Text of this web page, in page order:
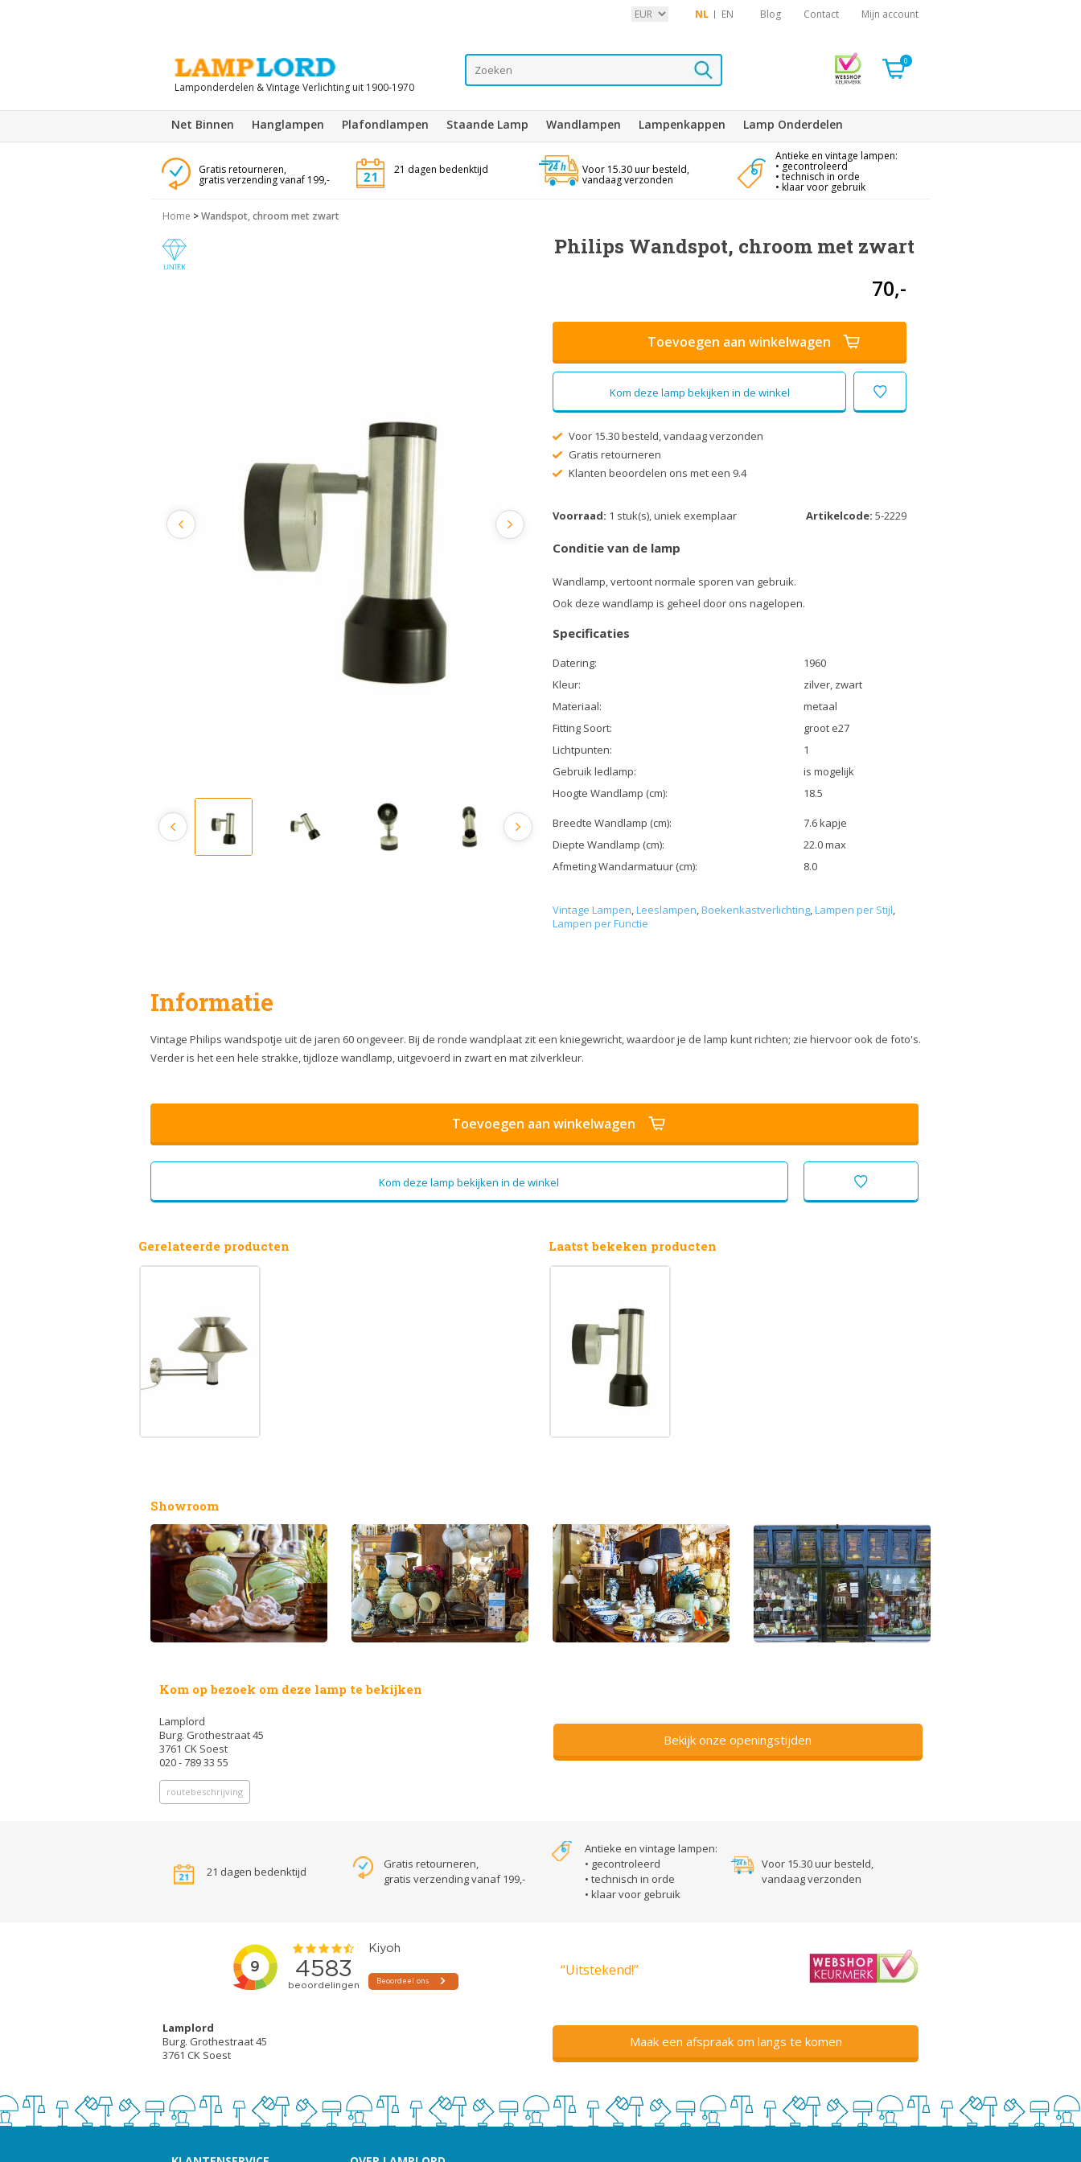
NL EN Blog Contact Mijn account
Lamponderdelen & Vintage Verlichting uit 1900-1970
0
Net Binnen Hanglampen Plafondlampen Staande Lamp Wandlampen Lampenkappen Lamp Onderdelen
Gratis retourneren,
gratis verzending vanaf 199,-
21 dagen bedenktijd Voor 15.30 uur besteld,
vandaag verzonden
Antieke en vintage lampen:
• gecontroleerd
• technisch in orde
• klaar voor gebruik
Home >Wandspot, chroom met zwart
Philips Wandspot, chroom met zwart
70,-
Toevoegen aan winkelwagen
Kom deze lamp bekijken in de winkel
Voor 15.30 besteld, vandaag verzonden
Gratis retourneren
Klanten beoordelen ons met een 9.4
Voorraad: 1 stuk(s), uniek exemplaar Artikelcode: 5-2229
Conditie van de lamp
Wandlamp, vertoont normale sporen van gebruik.
Ook deze wandlamp is geheel door ons nagelopen.
Specificaties
Datering:
1960
Kleur:
zilver, zwart
Materiaal:
metaal
Fitting Soort:
groot e27
Lichtpunten:
1
Gebruik ledlamp:
is mogelijk
Hoogte Wandlamp (cm):
18.5
Breedte Wandlamp (cm):
7.6 kapje
Diepte Wandlamp (cm):
22.0 max
Afmeting Wandarmatuur (cm):
8.0
Vintage Lampen,Leeslampen,Boekenkastverlichting,Lampen per Stijl,
Lampen per Functie
Informatie
Vintage Philips wandspotje uit de jaren 60 ongeveer. Bij de ronde wandplaat zit een kniegewricht, waardoor je de lamp kunt richten; zie hiervoor ook de foto's.
Verder is het een hele strakke, tijdloze wandlamp, uitgevoerd in zwart en mat zilverkleur.
Toevoegen aan winkelwagen
Kom deze lamp bekijken in de winkel
Gerelateerde producten Laatst bekeken producten
Showroom
Kom op bezoek om deze lamp te bekijken
Lamplord
Burg. Grothestraat 45
3761 CK Soest
020 - 789 33 55
routebeschrijving
Bekijk onze openingstijden
21 dagen bedenktijd
Gratis retourneren,
gratis verzending vanaf 199,-
Antieke en vintage lampen:
• gecontroleerd
• technisch in orde
• klaar voor gebruik
Voor 15.30 uur besteld,
vandaag verzonden
“Uitstekend!”
Lamplord
Burg. Grothestraat 45
3761 CK Soest
Maak een afspraak om langs te komen